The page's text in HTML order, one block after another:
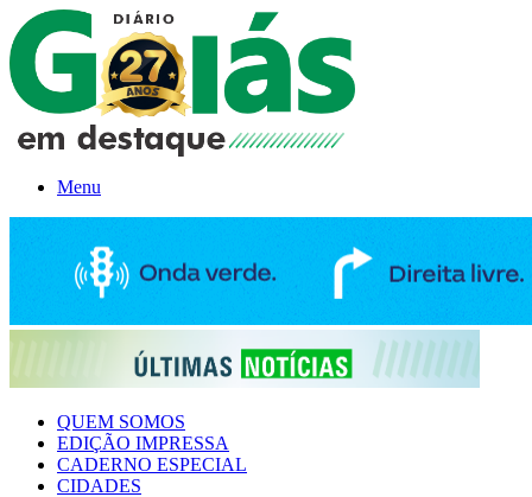
Menu
QUEM SOMOS
EDIÇÃO IMPRESSA
CADERNO ESPECIAL
CIDADES